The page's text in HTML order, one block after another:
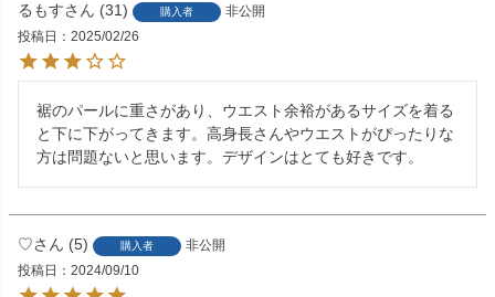
るもす 31 購入者
非公開
投稿日
2025/02/26
裾のパールに重さがあり、ウエスト余裕があるサイズを着る
と下に下がってきます。高身長さんやウエストがぴったりな
方は問題ないと思います。デザインはとても好きです。
♡ 5 購入者
非公開
投稿日
2024/09/10